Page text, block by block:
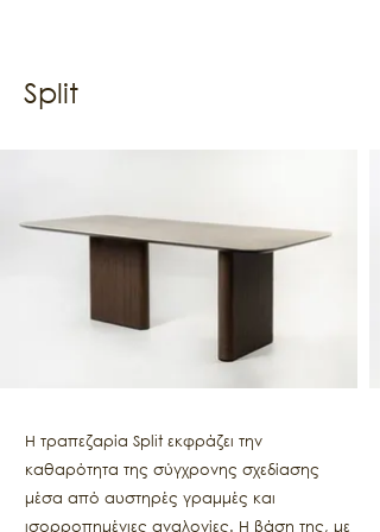
Split
Η τραπεζαρία Split εκφράζει την
καθαρότητα της σύγχρονης σχεδίασης
μέσα από αυστηρές γραμμές και
ισορροπημένιες αναλογίες. Η βάση της, με